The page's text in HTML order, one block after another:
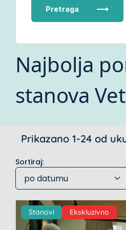
Pretraga
Najbolja
stanova
Prikazano 1-24 od
Sortiraj:
po datumu
Stanovi Ekskluzivno